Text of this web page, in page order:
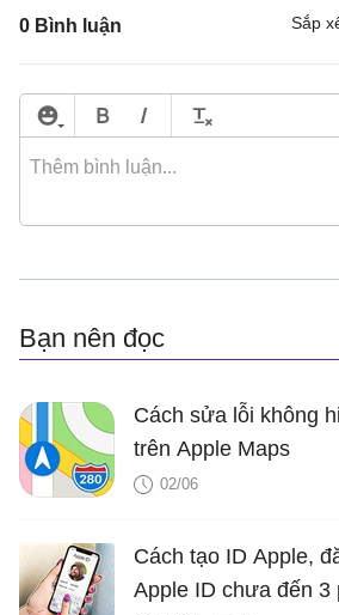
0 Bình luận Sắp
Bạn nên đọc
Cách sửa lỗi không
trên Apple Maps
02/06
Cách tạo ID Apple,
Apple ID chưa đến 3